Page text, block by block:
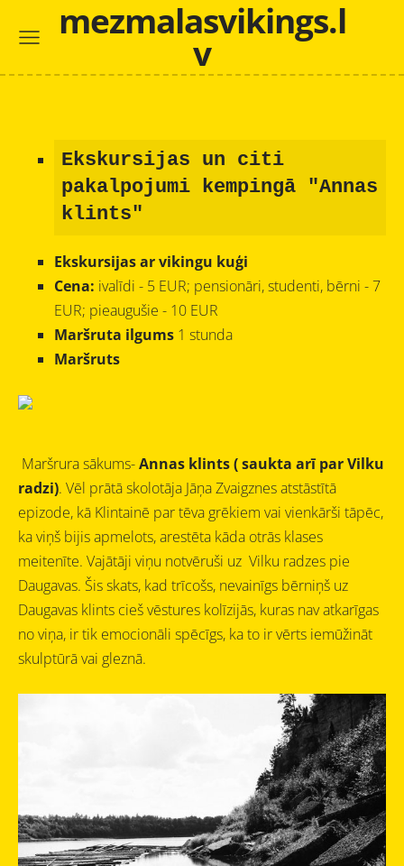
mezmalasvikings.l
v
Ekskursijas un citi
pakalpojumi kempingā "Annas
klints"
Ekskursijas ar vikingu kuģi
Cena: ivalīdi - 5 EUR; pensionāri, studenti, bērni - 7
EUR; pieaugušie - 10 EUR
Maršruta ilgums 1 stunda
Maršruts
Maršrura sākums-Annas klints ( saukta arī par Vilku
radzi). Vēl prātā skolotāja Jāņa Zvaigznes atstāstītā
epizode, kā Klintainē par tēva grēkiem vai vienkārši tāpēc,
ka viņš bijis apmelots, arestēta kāda otrās klases
meitenīte. Vajātāji viņu notvēruši uz Vilku radzes pie
Daugavas. Šis skats, kad trīcošs, nevainīgs bērniņš uz
Daugavas klints cieš vēstures kolīzijās, kuras nav atkarīgas
no viņa, ir tik emocionāli spēcīgs, ka to ir vērts iemūžināt
skulptūrā vai gleznā.